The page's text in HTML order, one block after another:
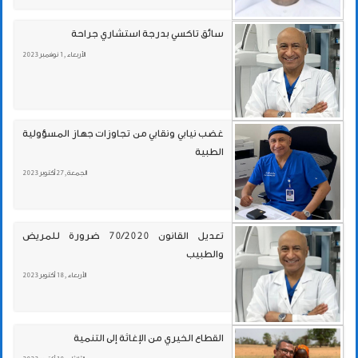
سائق تاكسي بدرجة استشاري جراحة
الأربعاء , 1 نوفمبر 2023
غضب نيابي ونقابي من تجاوزات جهاز المسؤولية
الطبية
الجمعة , 27 أكتوبر 2023
تعديل القانون 70/2020 ضرورة للمريض
والطبيب
الأربعاء , 18 أكتوبر 2023
القطاع الخيري من الإغاثة إلى التنمية